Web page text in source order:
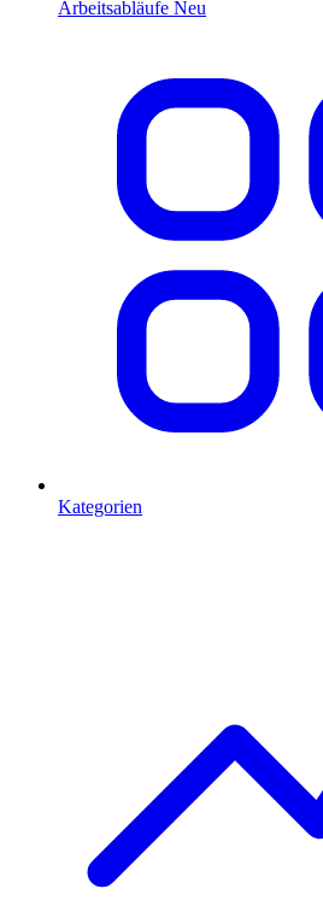
Arbeitsabläufe Neu
Kategorien